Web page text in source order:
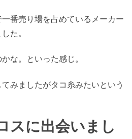
番売り場を占めているメーカー
た。
な。といった感じ。
みましたがタコ糸みたいという
スに出会いまし